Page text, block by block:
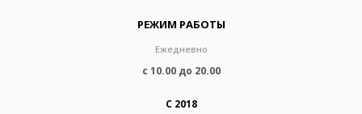
РЕЖИМ РАБОТЫ
Ежедневно
с 10.00 до 20.00
С 2018